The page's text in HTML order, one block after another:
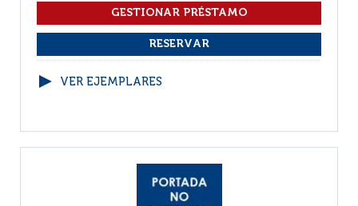
VER EJEMPLARES